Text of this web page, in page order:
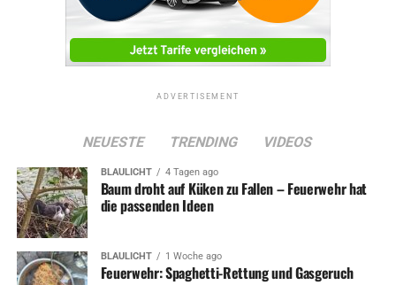
ADVERTISEMENT
NEUESTE TRENDING VIDEOS
BLAULICHT 4 Tagen ago
Baum droht auf Küken zu Fallen – Feuerwehr hat
die passenden Ideen
BLAULICHT 1 Woche ago
Feuerwehr: Spaghetti-Rettung und Gasgeruch